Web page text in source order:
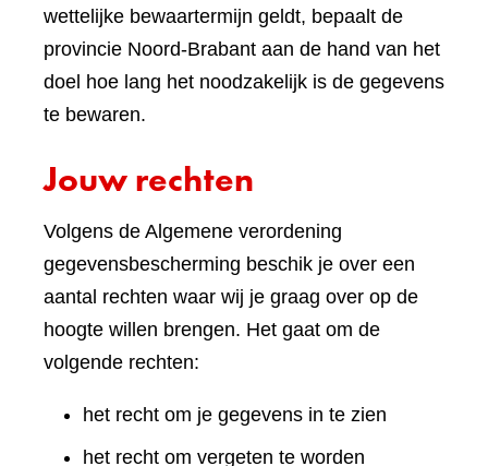
wettelijke bewaartermijn geldt, bepaalt de
provincie Noord-Brabant aan de hand van het
doel hoe lang het noodzakelijk is de gegevens
te bewaren.
Jouw rechten
Volgens de Algemene verordening
gegevensbescherming beschik je over een
aantal rechten waar wij je graag over op de
hoogte willen brengen. Het gaat om de
volgende rechten:
het recht om je gegevens in te zien
het recht om vergeten te worden